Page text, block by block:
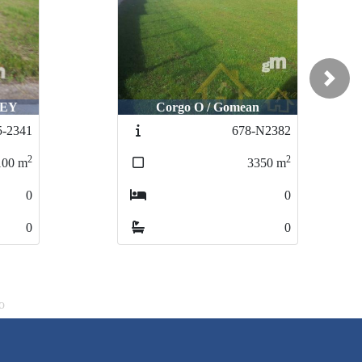
Corgo O / Gomean
678-N2382
m2
0
0
Lugo / Carretera
Corgo O / Gomean
678-N2382
3350m
0
Lugo / Carretera
Next